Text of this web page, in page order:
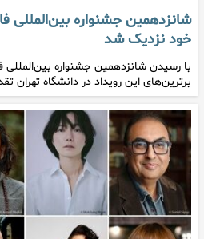
شانزدهمین جشنواره بین‌المللی
خود نزدیک شد
با رسیدن شانزدهمین جشنواره بین‌المللی
برترین‌های این رویداد در دانشگاه تهران